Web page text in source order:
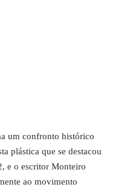
um confronto histórico
plástica que se destacou
e o escritor Monteiro
ao movimento